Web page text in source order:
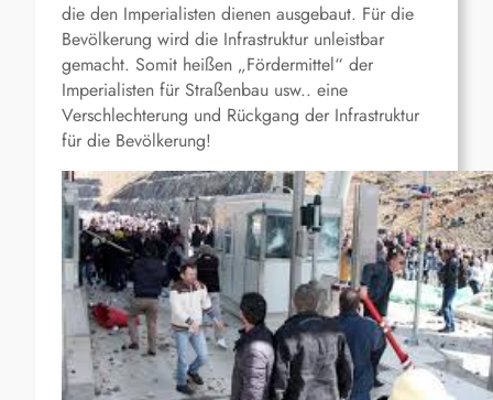
die den Imperialisten dienen ausgebaut. Für die
Bevölkerung wird die Infrastruktur unleistbar
gemacht. Somit heißen „Fördermittel“ der
Imperialisten für Straßenbau usw.. eine
Verschlechterung und Rückgang der Infrastruktur
für die Bevölkerung!